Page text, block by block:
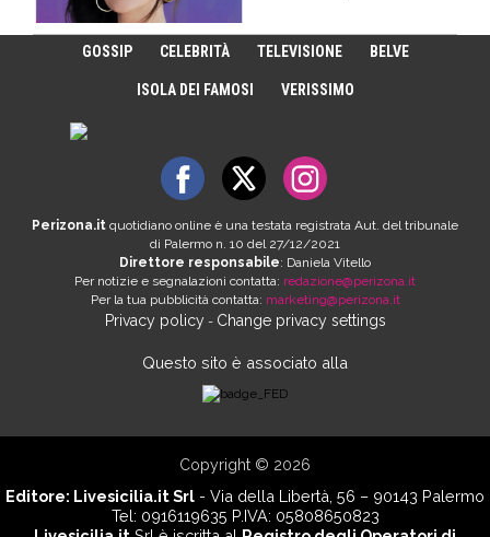
GOSSIP CELEBRITÀ TELEVISIONE BELVE
ISOLA DEI FAMOSI VERISSIMO
Perizona.it quotidiano online è una testata registrata Aut. del tribunale
di Palermo n. 10 del 27/12/2021
Direttore responsabile: Daniela Vitello
Per notizie e segnalazioni contatta: redazione@perizona.it
Per la tua pubblicità contatta: marketing@perizona.it
Privacy policy- Change privacy settings
Questo sito è associato alla
Copyright © 2026
Editore: Livesicilia.it Srl - Via della Libertà, 56 – 90143 Palermo
Tel: 0916119635 P.IVA: 05808650823